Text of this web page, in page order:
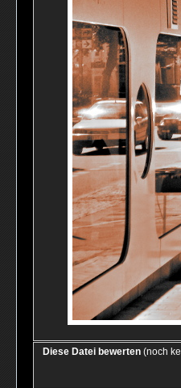
Diese Datei bewerten (noch